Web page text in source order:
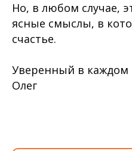
Но, в любом случае,
ясные смыслы, в
счастье.
Уверенный в каждом
Олег